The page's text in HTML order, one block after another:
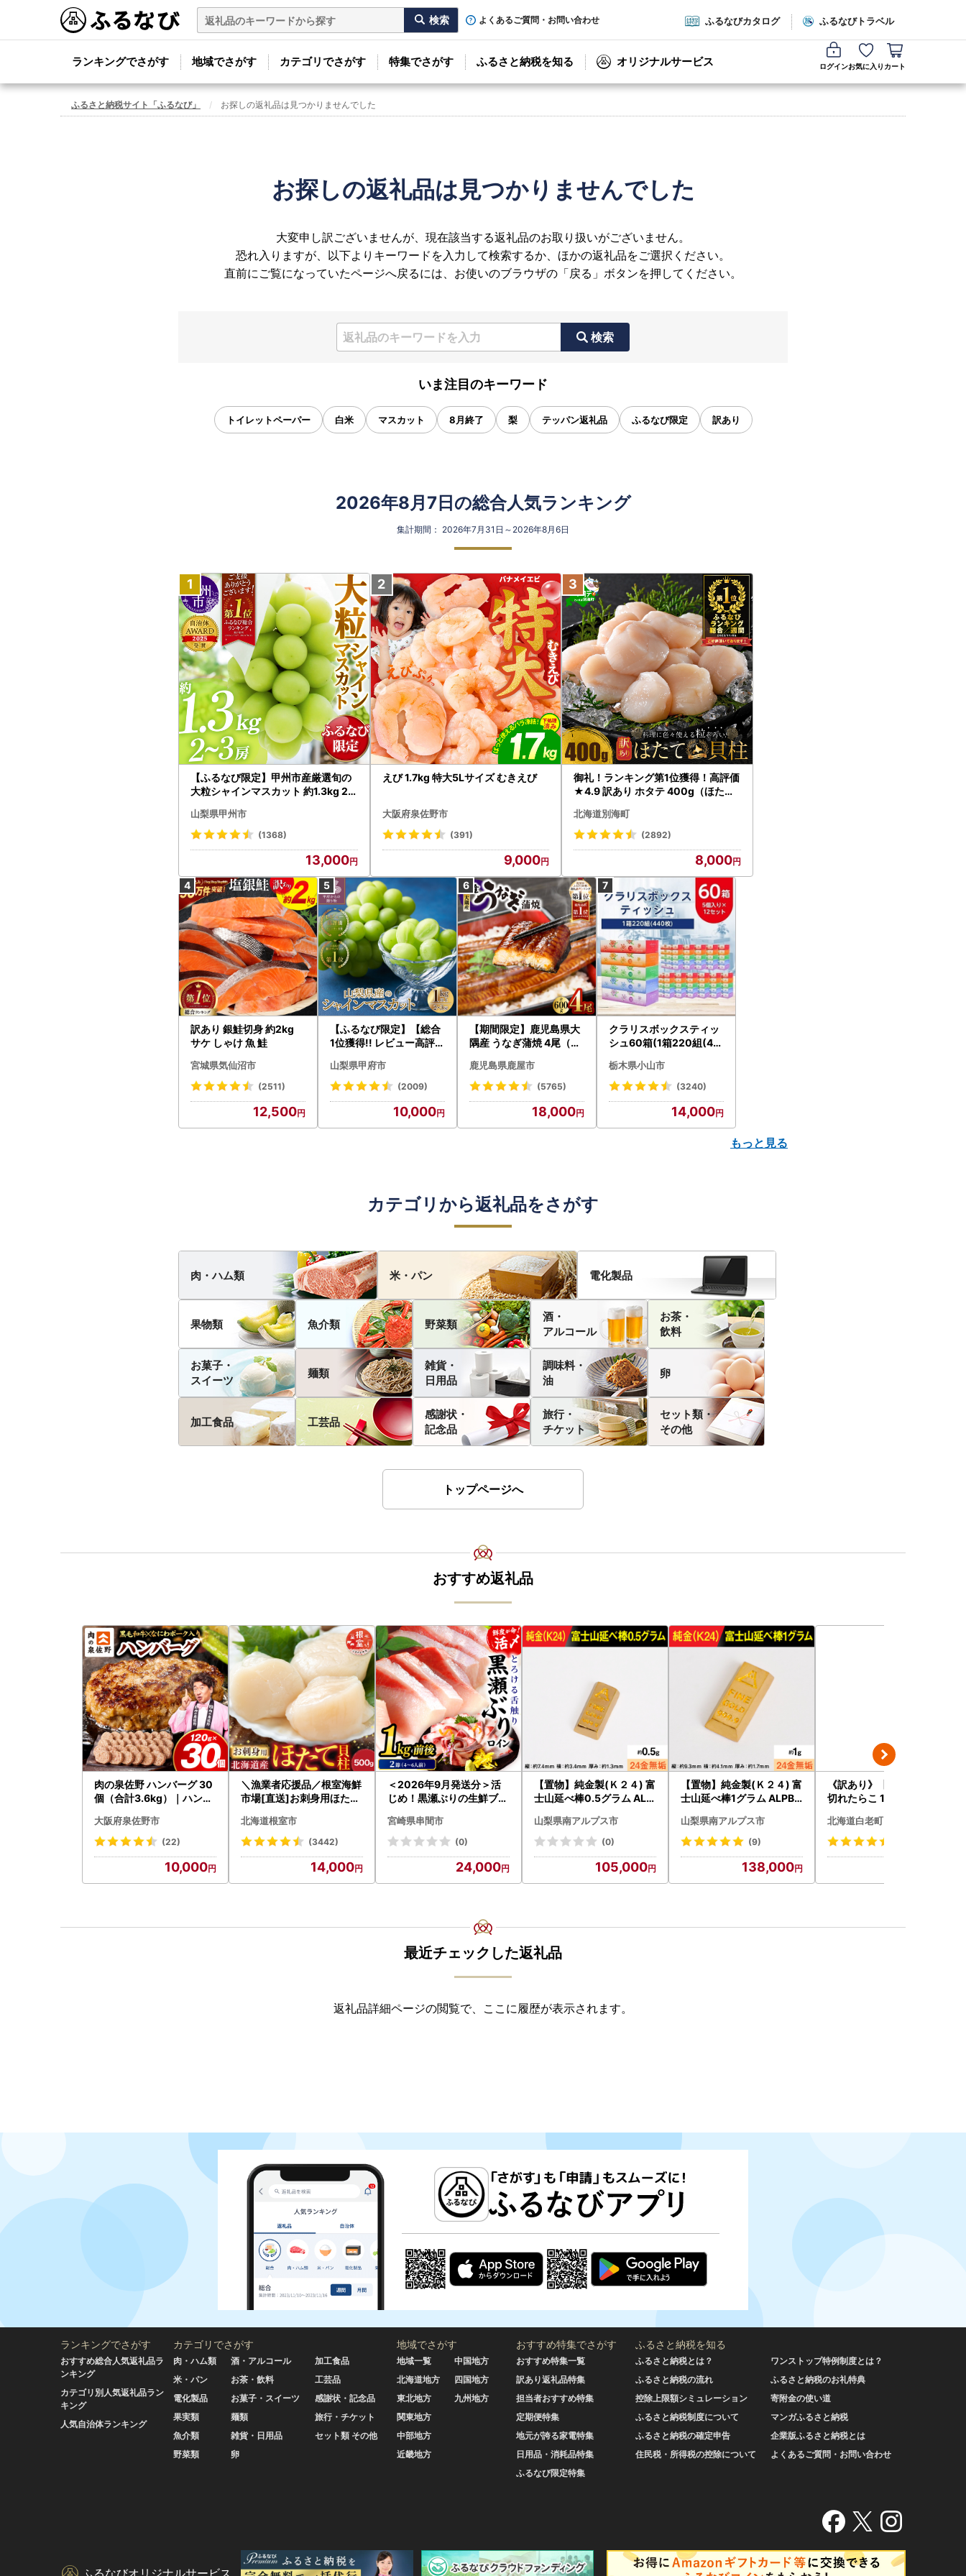
よくあるご質問・お問い合わせ ふるなびカタログ ふるなびトラベル
ランキングでさがす 地域でさがす カテゴリでさがす 特集でさがす ふるさと納税を知る オリジナルサービス ログインお気に入り カート
ふるさと納税サイト「ふるなび」 お探しの返礼品は見つかりませんでした
お探しの返礼品は見つかりませんでした
大変申し訳ございませんが、現在該当する返礼品のお取り扱いがございません。
恐れ入りますが、以下よりキーワードを入力して検索するか、ほかの返礼品をご選択ください。
直前にご覧になっていたページへ戻るには、お使いのブラウザの「戻る」ボタンを押してください。
検索
いま注目のキーワード
トイレットペーパー 白米 マスカット 8月終了 梨 テッパン返礼品 ふるなび限定 訳あり
2026年8月7日の総合人気ランキング
集計期間： 2026年7月31日～2026年8月6日
【ふるなび限定】甲州市産厳選旬の
大粒シャインマスカット 約1.3kg 2
472 FN-Limited-VO シャインマス
カット フルーツ
山梨県甲州市
(1368)
13,000
えび 1.7kg 特大5Lサイズ むきえび
大阪府泉佐野市
(391)
9,000
御礼！ランキング第1位獲得！高評価
★4.9 訳あり ホタテ 400g（ほたて
北海道別海町
(2892)
8,000
訳あり 銀鮭切身 約2kg
サケ しゃけ 魚 鮭
宮城県気仙沼市
(2511)
12,500
【ふるなび限定】【総合
1位獲得!! レビュー高評価
〉山梨県産 シャインマス
カット 2～3房（1.0kg以
N-Limited-SP
山梨県甲府市
(2009)
10,000
【期間限定】鹿児島県大
隅産 うなぎ蒲焼 4尾（60
cp18 うなぎ 鰻 魚 惣菜 総
菜
鹿児島県鹿屋市
(5765)
18,000
クラリスボックスティッ
シュ60箱(1箱220組(44
ト)【配送不可地域：離島
・沖縄県】【1256759】
栃木県小山市
(3240)
14,000
もっと見る
カテゴリから返礼品をさがす
肉・ハム類 米・パン 電化製品
果物類 魚介類 野菜類
酒・
アルコール
お茶・
飲料
お菓子・
スイーツ
麺類
雑貨・
日用品
調味料・
油
卵
加工食品 工芸品
感謝状・
記念品
旅行・
チケット
セット類・
その他
トップページへ
おすすめ返礼品
肉の泉佐野 ハンバーグ 30
個（合計3.6kg）｜ハンバ
わポーク
大阪府泉佐野市
(22)
10,000
＼漁業者応援品／根室海鮮
市場[直送]お刺身用ほたて
北海道根室市
(3442)
14,000
＜2026年9月発送分＞活
じめ！黒瀬ぶりの生鮮ブリ
K001-012-2609
宮崎県串間市
(0)
24,000
【置物】純金製(Ｋ２４) 富
士山延べ棒0.5グラム ALP
山梨県南アルプス市
(0)
105,000
【置物】純金製(Ｋ２４) 富
士山延べ棒1グラム ALPBK
山梨県南アルプス市
(9)
138,000
《訳あり》【虎杖浜加工】
切れたらこ 100ｇ×8個 80
北海道白老町
最近チェックした返礼品
返礼品詳細ページの閲覧で、ここに履歴が表示されます。
ランキングでさがす
おすすめ総合人気返礼品ラ
ンキング
カテゴリ別人気返礼品ラン
キング
人気自治体ランキング
カテゴリでさがす
肉・ハム類
米・パン
電化製品
果実類
魚介類
野菜類
酒・アルコール
お茶・飲料
お菓子・スイーツ
麺類
雑貨・日用品
卵
加工食品
工芸品
感謝状・記念品
旅行・チケット
セット類 その他
地域でさがす
地域一覧
北海道地方
東北地方
関東地方
中部地方
近畿地方
中国地方
四国地方
九州地方
おすすめ特集でさがす
おすすめ特集一覧
訳あり返礼品特集
担当者おすすめ特集
定期便特集
地元が誇る家電特集
日用品・消耗品特集
ふるなび限定特集
ふるさと納税を知る
ふるさと納税とは？
ふるさと納税の流れ
控除上限額シミュレーション
ふるさと納税制度について
ふるさと納税の確定申告
住民税・所得税の控除について
ワンストップ特例制度とは？
ふるさと納税のお礼特典
寄附金の使い道
マンガふるさと納税
企業版ふるさと納税とは
よくあるご質問・お問い合わせ